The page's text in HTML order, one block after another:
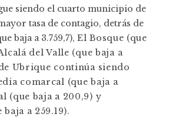
siendo el cuarto municipio de
tasa de contagio, detrás de
baja a 3.759,7), El Bosque (que
del Valle (que baja a
Ubrique continúa siendo
comarcal (que baja a
(que baja a 200,9) y
a 259.19).